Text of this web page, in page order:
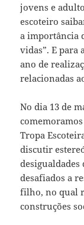
jovens e
escoteiro
a importância
vidas”. E para
ano de
relacionadas
No dia 13 de
Tropa
discutir
desigualdades
desafiados a
filho, no qual
construções